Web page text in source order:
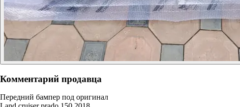
Комментарий продавца
Передний бампер под оригинал